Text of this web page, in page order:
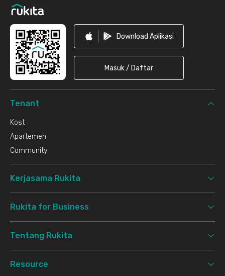
Download Aplikasi
Masuk / Daftar
Tenant
Kost
Apartemen
Community
Kerjasama Rukita
Rukita for Business
Tentang Rukita
Resource